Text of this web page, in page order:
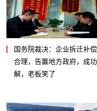
国务院裁决：企业拆迁补
合理，告赢地方政府，成
解，老板笑了